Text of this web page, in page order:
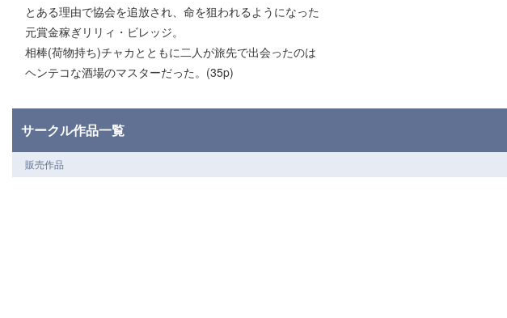
とある理由で協会を追放され、命を狙われるようになった
元賞金稼ぎリリィ・ビレッジ。
相棒(荷物持ち)チャカとともに二人が旅先で出会ったのは
ヘンテコな酒場のマスターだった。(35p)
サークル作品一覧
販売作品